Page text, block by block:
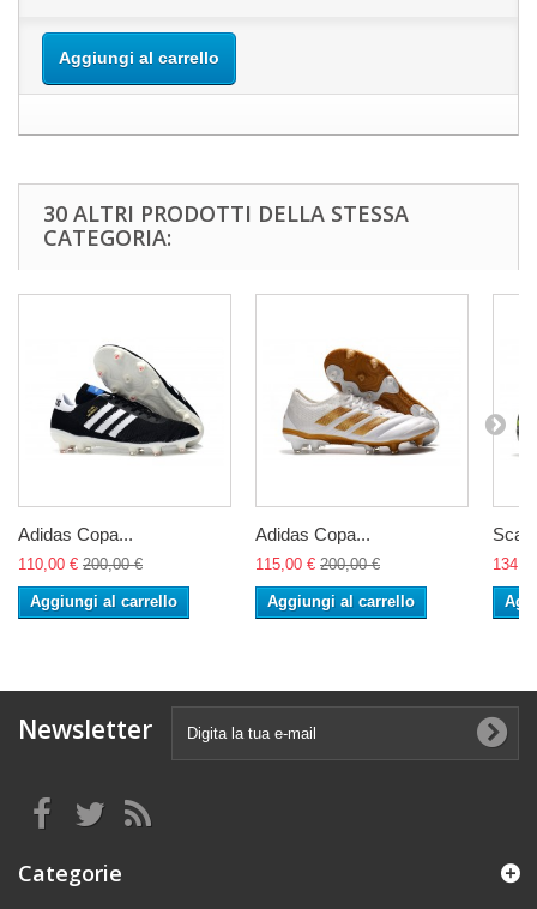
Aggiungi al carrello
30 ALTRI PRODOTTI DELLA STESSA
CATEGORIA:
Adidas Copa...
110,00 € 200,00 €
Aggiungi al carrello
Adidas Copa...
115,00 € 200,00 €
Aggiungi al carrello
Newsletter
Categorie